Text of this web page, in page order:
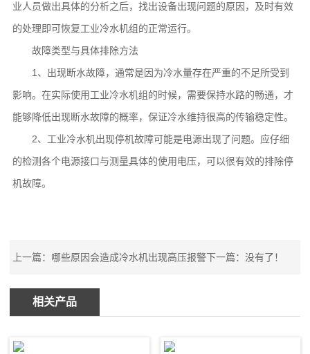
业人员做出具体的分析之后，找出设备出现问题的原因，及时有效
的处理即可恢复工业冷水机组的正常运行。
故障类型与具体排除方法
1、出现断水故障，通常是因为冷水量存在严重的不足所受到
影响。在实际使用工业冷水机组的时候，需要保持水路的畅通，才
能够降低出现断水故障的概率，保证冷水维持很高的传输稳定性。
2、工业冷水机出现停机故障可能是电源出现了问题。应仔细
的检测各个电源接口与测量具体的使用电压，可以很有效的排除停
机故障。
上一篇：哪些原因会造成冷水机出现高压报警下一篇：没有了！
相关产品